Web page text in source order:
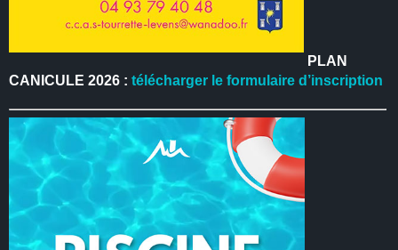
PLAN
CANICULE 2026 :télécharger le formulaire d’inscription